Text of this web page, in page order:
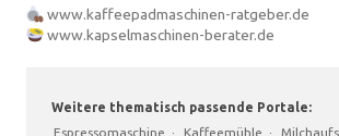
www.kaffeepadmaschinen-ratgeber.de
www.kapselmaschinen-berater.de
Weitere thematisch passende Portale:
Espressomaschine · Kaffeemühle ·